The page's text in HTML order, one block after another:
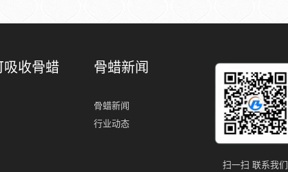
吸收骨蜡 骨蜡新闻
骨蜡新闻
行业动态
扫一扫 联系我们